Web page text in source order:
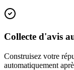
Collecte d'avis
Construisez votre
automatiquement